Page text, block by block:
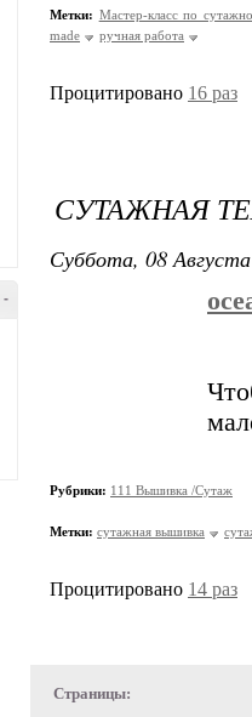
-
Метки: Мастер-класс по
made
ручная работа
Процитировано 16 раз
СУТАЖНАЯ
Суббота, 08
Рубрики: 111 Вышивка /Сутаж
Метки: сутажная вышивка
Процитировано 14 раз
Страницы: